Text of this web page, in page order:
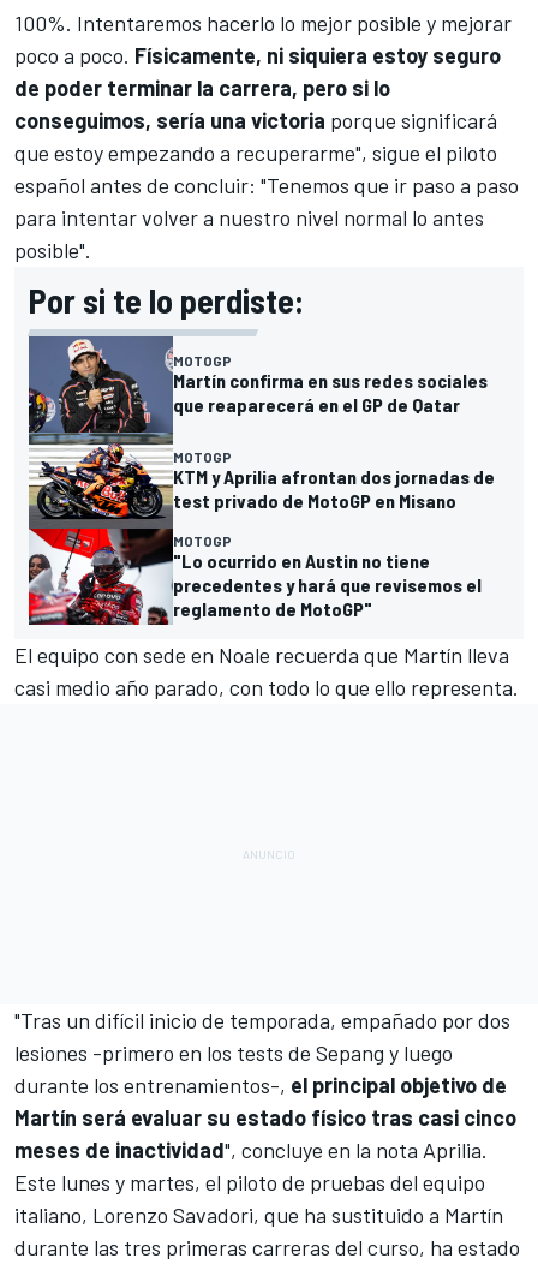
100%. Intentaremos hacerlo lo mejor posible y mejorar
poco a poco. Físicamente, ni siquiera estoy seguro
de poder terminar la carrera, pero si lo
conseguimos, sería una victoria porque significará
que estoy empezando a recuperarme", sigue el piloto
español antes de concluir: "Tenemos que ir paso a paso
para intentar volver a nuestro nivel normal lo antes
posible".
Por si te lo perdiste:
MOTOGP
Martín confirma en sus redes sociales
que reaparecerá en el GP de Qatar
MOTOGP
KTM y Aprilia afrontan dos jornadas de
test privado de MotoGP en Misano
MOTOGP
"Lo ocurrido en Austin no tiene
precedentes y hará que revisemos el
reglamento de MotoGP"
El equipo con sede en Noale recuerda que Martín lleva
casi medio año parado, con todo lo que ello representa.
"Tras un difícil inicio de temporada, empañado por dos
lesiones -primero en los tests de Sepang y luego
durante los entrenamientos-, el principal objetivo de
Martín será evaluar su estado físico tras casi cinco
meses de inactividad", concluye en la nota Aprilia.
Este lunes y martes, el piloto de pruebas del equipo
italiano, Lorenzo Savadori, que ha sustituido a Martín
durante las tres primeras carreras del curso, ha estado